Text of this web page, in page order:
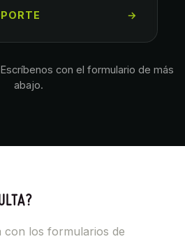
→
con el formulario de más
abajo.
con los formularios de